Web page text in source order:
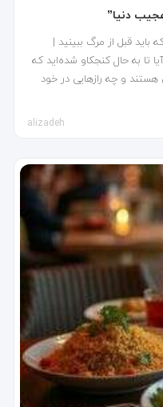
دنیا”
قبل از مرگ ببینید |
تا به حال کنجکاو شده‌اید که
و چه رازهایی در خود
alizadeh